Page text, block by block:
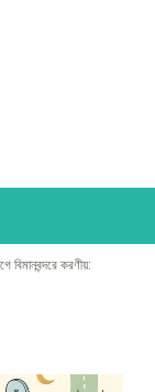
বিমানবন্দরে করণীয়: